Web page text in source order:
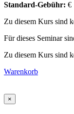
Standard-Gebühr: €
Zu diesem Kurs sind
Für dieses Seminar
Zu diesem Kurs sind
Warenkorb
×